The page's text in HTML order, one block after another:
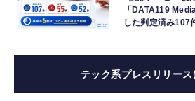
「DATA119
した判定済み107
テック系プレスリリー